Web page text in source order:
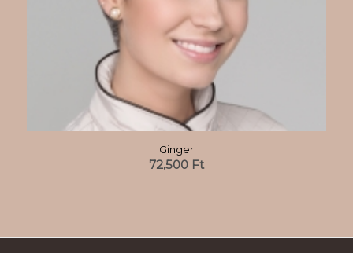
Ginger
72,500 Ft